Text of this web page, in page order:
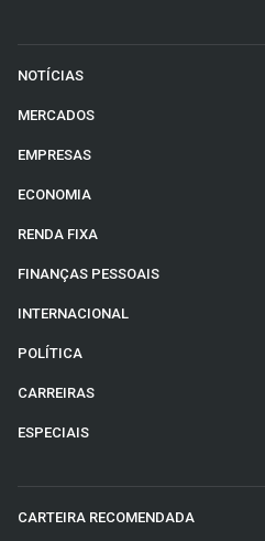
NOTÍCIAS
MERCADOS
EMPRESAS
ECONOMIA
RENDA FIXA
FINANÇAS PESSOAIS
INTERNACIONAL
POLÍTICA
CARREIRAS
ESPECIAIS
CARTEIRA RECOMENDADA